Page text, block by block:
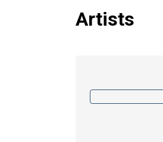
Artists